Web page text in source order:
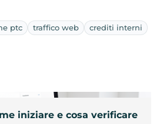
ptc traffico web crediti interni
iniziare e cosa verificare